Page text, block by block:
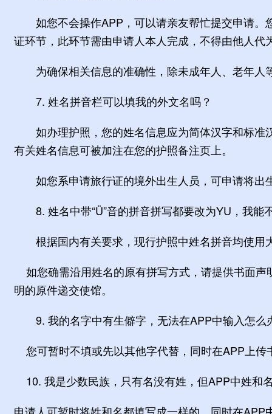
如您不会操作APP，可以请亲友帮忙提交申请。
证环节，此环节需由申请人本人完成，不得由他人代
为确保相关信息的准确性，除未成年人、老年人
7. 姓名拼音栏可以填我的外文名吗？
如办理护照，您的姓名信息应为简体汉字和标准
有关姓名信息可被加注在您的护照备注页上。
如您系申请旅行证的境外出生人员，可申请将出
8. 姓名中带“Ü”音的拼音拼写都要改为YU，我能
根据国内有关要求，现行护照中姓名拼音均使用
如您确需沿用姓名的原有拼写方式，请提供书面
明的原件递交使馆。
9. 我的名字中有生僻字，无法在APP中输入怎么
您可暂时不填或先以其他字代替，同时在APP上
10. 我是少数民族，只有名没有姓，但APP中姓和